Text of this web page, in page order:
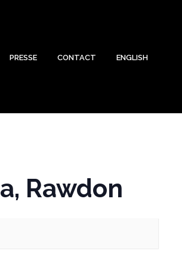
PRESSE CONTACT ENGLISH
Rawdon